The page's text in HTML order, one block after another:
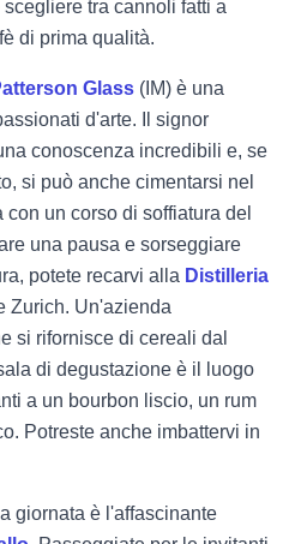
scegliere tra cannoli fatti a
di prima qualità.
Glass (IM) è una
d'arte. Il signor
conoscenza incredibili e, se
si può anche cimentarsi nel
un corso di soffiatura del
una pausa e sorseggiare
potete recarvi alla Distilleria
Zurich. Un'azienda
si rifornisce di cereali dal
di degustazione è il luogo
a un bourbon liscio, un rum
Potreste anche imbattervi in
giornata è l'affascinante